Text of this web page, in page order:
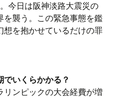
。今日は阪神淡路大震災の
を襲う。この緊急事態を鑑
想を抱かせているだけの罪
いくらかかる？
ンピックの大会経費が増